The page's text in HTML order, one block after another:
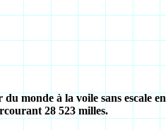
monde à la voile sans escale en
28 523 milles.